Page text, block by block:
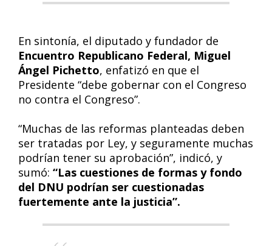
En sintonía, el diputado y fundador de
Encuentro Republicano Federal, Miguel
Ángel Pichetto, enfatizó en que el
Presidente “debe gobernar con el Congreso
no contra el Congreso”.
“Muchas de las reformas planteadas deben
ser tratadas por Ley, y seguramente muchas
podrían tener su aprobación”, indicó, y
sumó: “Las cuestiones de formas y fondo
del DNU podrían ser cuestionadas
fuertemente ante la justicia”.